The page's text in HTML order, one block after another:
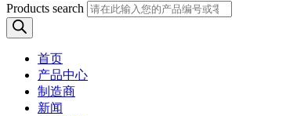
Products search
首页
产品中心
制造商
新闻